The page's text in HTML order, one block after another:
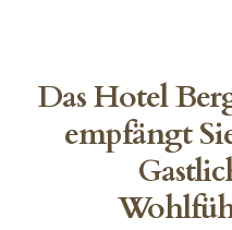
Das Hotel
empfängt